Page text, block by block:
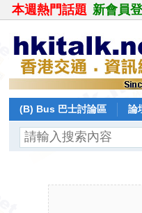
本週熱門話題 新會員
(B) Bus 巴士討論區 論